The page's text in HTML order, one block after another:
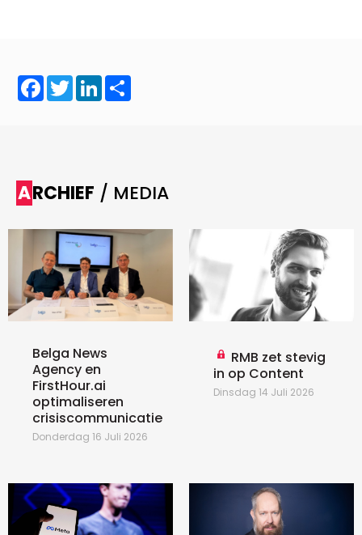
Facebook
TwitterLinkedIn
ARCHIEF / MEDIA
Belga News
Agency en
FirstHour.ai
optimaliseren
crisiscommunicatie
Donderdag 16 Juli 2026
RMB zet stevig
in op Content
Dinsdag 14 Juli 2026